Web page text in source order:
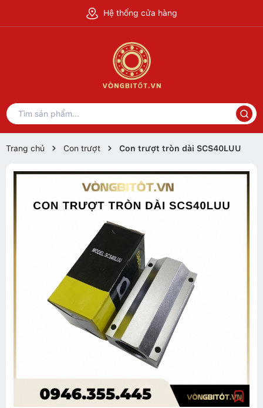
Hệ thống cửa hàng
Trang chủ Con trượt Con trượt tròn dài SCS40LUU